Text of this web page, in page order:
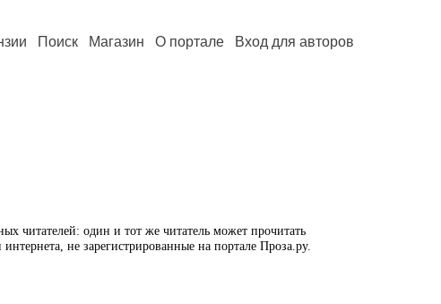
Поиск Магазин О портале Вход для авторов
читателей: один и тот же читатель может прочитать
не зарегистрированные на портале Проза.ру.